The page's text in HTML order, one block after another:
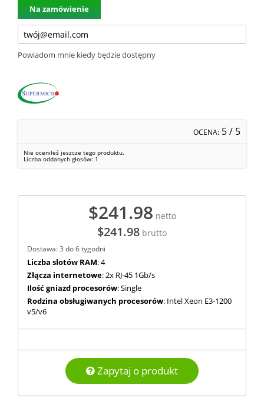
Na zamówienie
Powiadom mnie kiedy będzie dostępny
OCENA: 5/ 5
Nie oceniłeś jeszcze tego produktu.
Liczba oddanych głosów: 1
$241.98 netto
$241.98 brutto
Dostawa: 3 do 6 tygodni
Liczba slotów RAM: 4
Złącza internetowe: 2x RJ-45 1Gb/s
Ilość gniazd procesorów: Single
Rodzina obsługiwanych procesorów: Intel Xeon E3-1200
v5/v6
Zapytaj o produkt